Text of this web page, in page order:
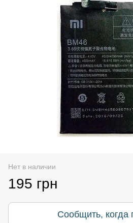
Нет в наличии
195 грн
Сообщить, когда